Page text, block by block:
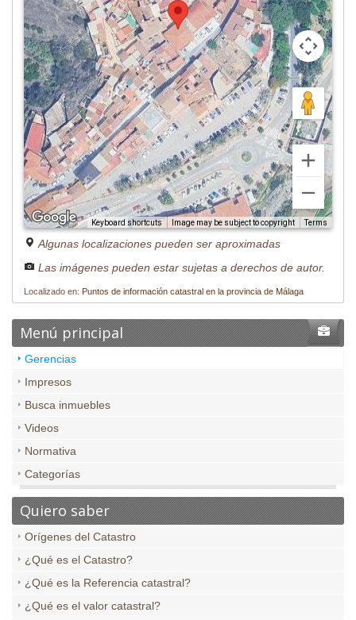
Keyboard shortcuts Image may be subject to copyright Terms
Algunas localizaciones pueden ser aproximadas
Las imágenes pueden estar sujetas a derechos de autor.
Localizado en: Puntos de información catastral en la provincia de Málaga
Menú principal
Gerencias
Impresos
Busca inmuebles
Videos
Normativa
Categorías
Quiero saber
Orígenes del Catastro
¿Qué es el Catastro?
¿Qué es la Referencia catastral?
¿Qué es el valor catastral?